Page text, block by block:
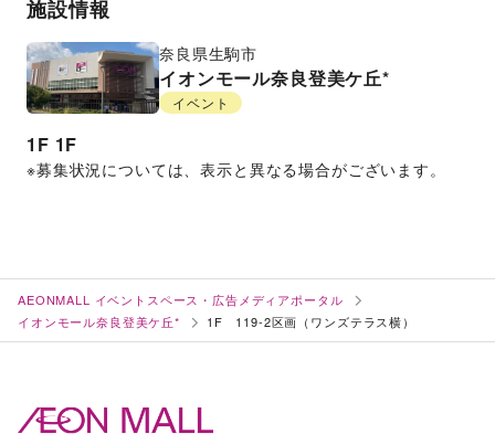
施設情報
奈良県生駒市
イオンモール奈良登美ケ丘*
イベント
1F 1F
※募集状況については、表示と異なる場合がございます。
AEONMALL イベントスペース・広告メディアポータル
イオンモール奈良登美ケ丘*
1F 119-2区画（ワンズテラス横）